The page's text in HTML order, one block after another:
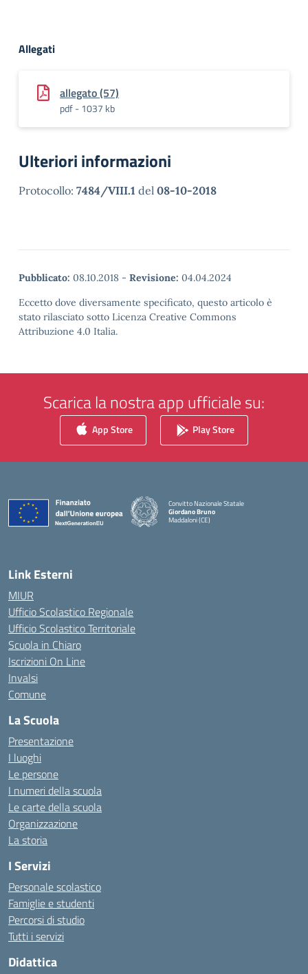
Allegati
allegato (57)
pdf - 1037 kb
Ulteriori informazioni
Protocollo: 7484/VIII.1 del 08-10-2018
Pubblicato: 08.10.2018 - Revisione: 04.04.2024
Eccetto dove diversamente specificato, questo articolo è
stato rilasciato sotto Licenza Creative Commons
Attribuzione 4.0 Italia.
Scarica la nostra app ufficiale su:
App Store Play Store
Convitto Nazionale Statale
Giordano Bruno
Maddaloni (CE)
Link Esterni
MIUR
Ufficio Scolastico Regionale
Ufficio Scolastico Territoriale
Scuola in Chiaro
Iscrizioni On Line
Invalsi
Comune
La Scuola
Presentazione
I luoghi
Le persone
I numeri della scuola
Le carte della scuola
Organizzazione
La storia
I Servizi
Personale scolastico
Famiglie e studenti
Percorsi di studio
Tutti i servizi
Didattica